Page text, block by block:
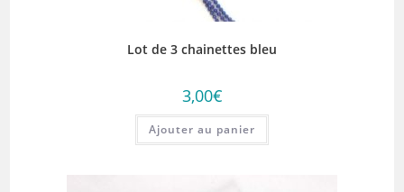
Lot de 3 chainettes bleu
3,00€
Ajouter au panier